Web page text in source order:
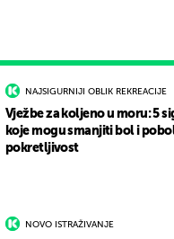
NAJSIGURNIJI OBLIK REKREACIJE
Vježbe za koljeno u moru: 5
koje mogu smanjiti bol i
pokretljivost
NOVO ISTRAŽIVANJE